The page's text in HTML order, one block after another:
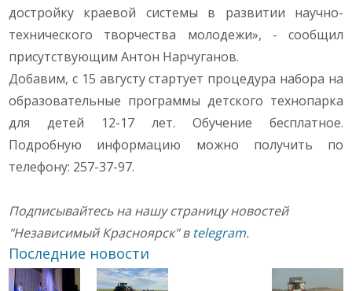
достройку краевой системы в развитии научно-
технического творчества молодежи», - сообщил
присутствующим Антон Нарчуганов.
Добавим, с 15 августу стартует процедура набора на
образовательные программы детского технопарка
для детей 12-17 лет. Обучение бесплатное.
Подробную информацию можно получить по
телефону: 257-37-97.
Подписывайтесь на нашу страницу новостей
"Независимый Красноярск" в telegram.
Последние новости